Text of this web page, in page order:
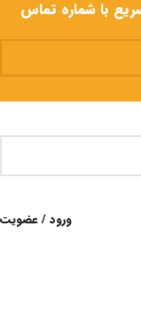
با شماره تماس
ورود / عضویت